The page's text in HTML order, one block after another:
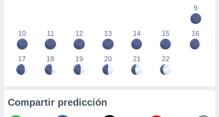
9
10 11 12 13 14 15 16
17 18 19 20 21 22
Compartir predicción